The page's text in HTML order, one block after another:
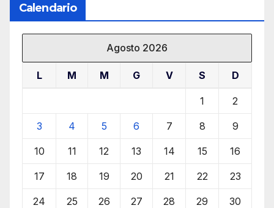
Calendario
Agosto 2026
L M M G V S D
1 2
3 4 5 6 7 8 9
10 11 12 13 14 15 16
17 18 19 20 21 22 23
24 25 26 27 28 29 30